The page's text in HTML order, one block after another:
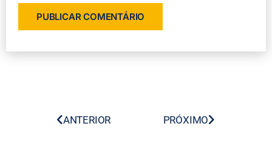
ANTERIOR PRÓXIMO